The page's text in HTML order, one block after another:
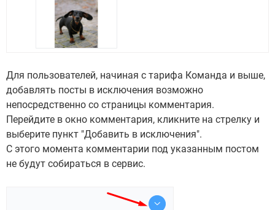
Для пользователей, начиная с тарифа Команда и выше,
добавлять посты в исключения возможно
непосредственно со страницы комментария.
Перейдите в окно комментария, кликните на стрелку и
выберите пункт "Добавить в исключения".
С этого момента комментарии под указанным постом
не будут собираться в сервис.